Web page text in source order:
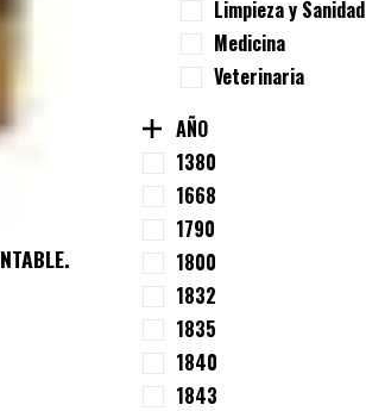
Limpieza y Sanidad
Medicina
Veterinaria
AÑO
1380
1668
1790
1800
1832
1835
1840
1843